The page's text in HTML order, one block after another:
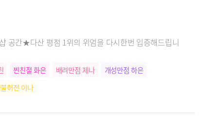
공간★다산 평점 1위의 위엄을 다시한번 입증해드립니
찐친절 화은 배려만점 제나
개성만점 하은
허전 이나